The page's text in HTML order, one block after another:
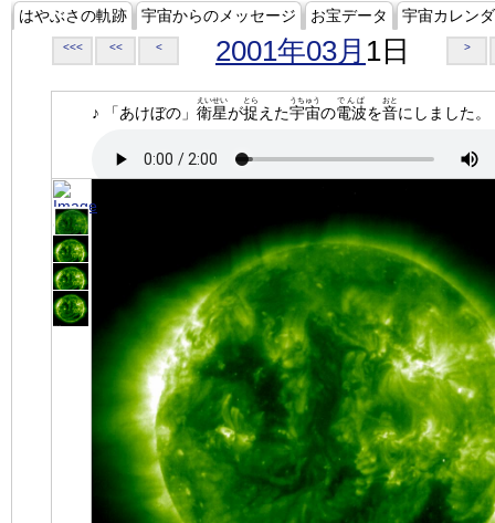
はやぶさの軌跡 宇宙からのメッセージ お宝データ 宇宙カレン
<<< << < 2001年03月 1日 >
♪ 「あけぼの」 衛星
えいせい
が捉
とら
えた宇宙
うちゅう
の電波
でんぱ
を音
おと
にしました。